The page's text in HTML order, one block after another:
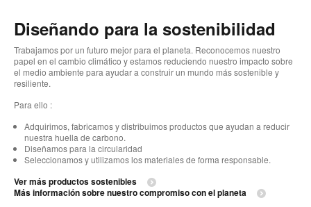
Diseñando para la sostenibilidad
Trabajamos por un futuro mejor para el planeta. Reconocemos nuestro
papel en el cambio climático y estamos reduciendo nuestro impacto sobre
el medio ambiente para ayudar a construir un mundo más sostenible y
resiliente.
Para ello :
Adquirimos, fabricamos y distribuimos productos que ayudan a reducir
nuestra huella de carbono.
Diseñamos para la circularidad
Seleccionamos y utilizamos los materiales de forma responsable.
Ver más productos sostenibles
Más información sobre nuestro compromiso con el planeta